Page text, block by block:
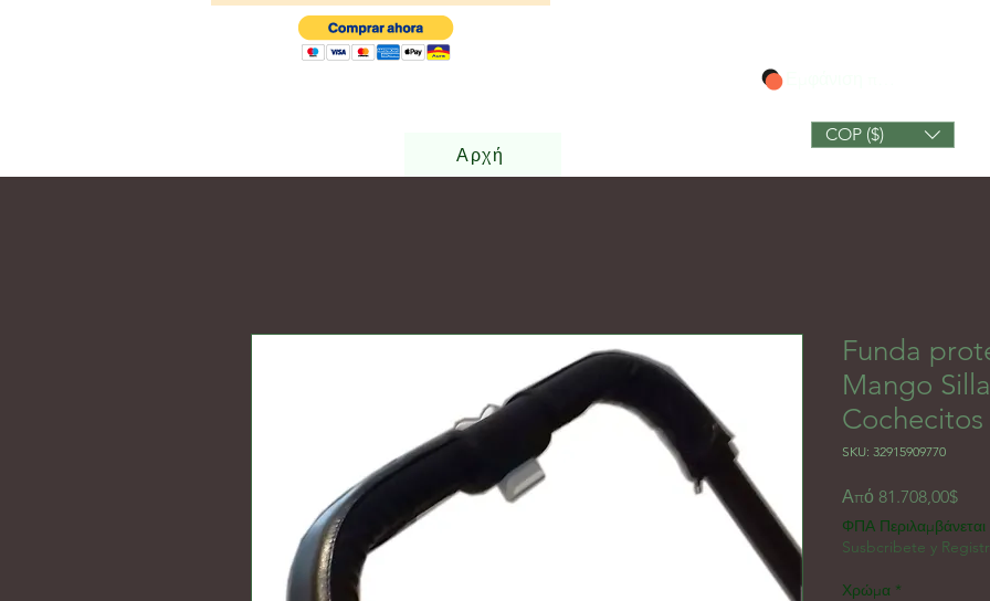
Αρχή
COP ($)
Funda
Mango
SKU: 32915909770
Από 81.708,00$
ΦΠΑ Περιλαμβάνεται
Susbcribete y
Χρώμα *